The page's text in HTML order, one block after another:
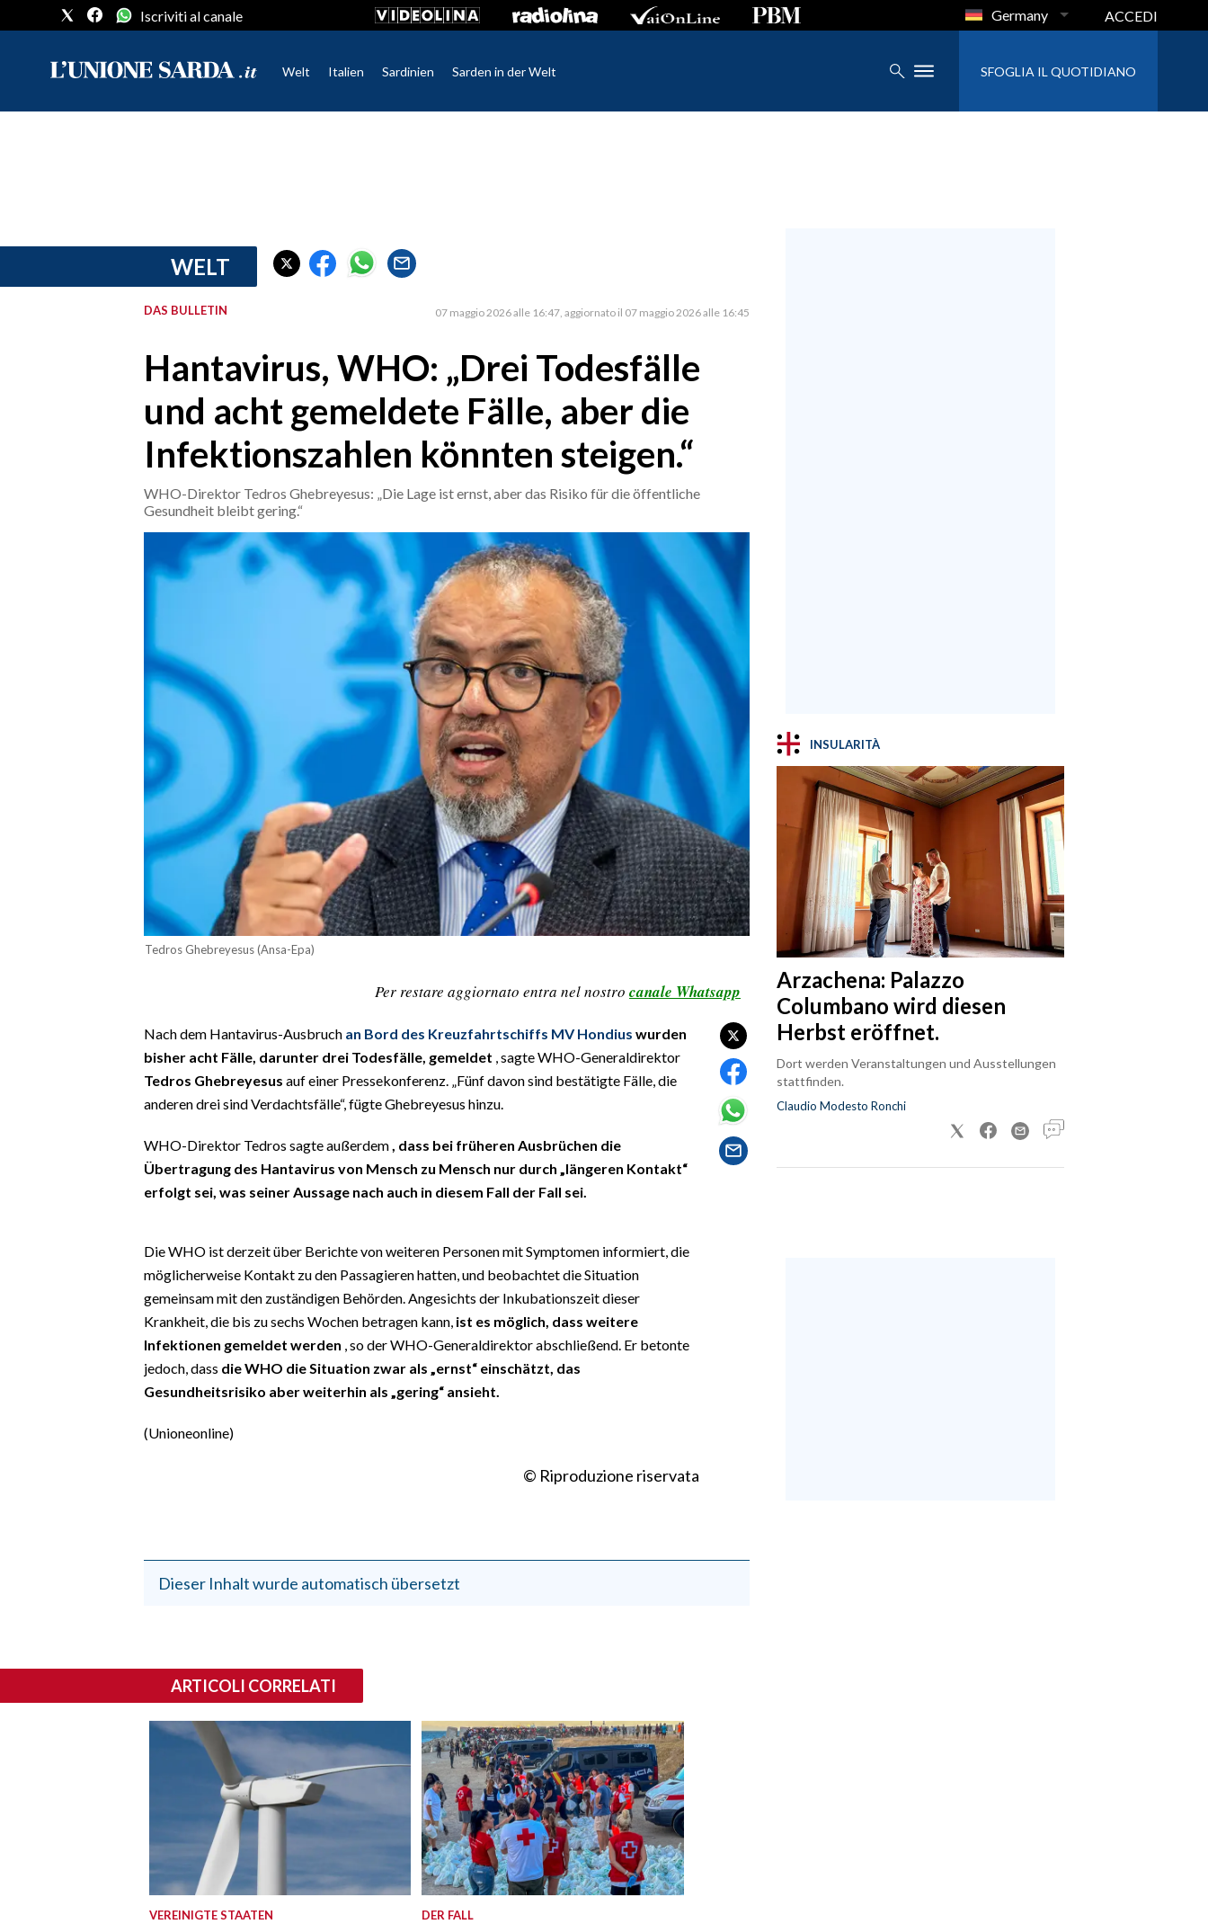
RISULTATI E CLASSIFICHE
Iscriviti al canale Germany ACCEDI
Welt Italien Sardinien Sarden in der Welt SFOGLIA IL QUOTIDIANO
WELT
DAS BULLETIN 07 maggio 2026 alle 16:47 aggiornato il 07 maggio 2026 alle 16:45
Hantavirus, WHO: „Drei Todesfälle
und acht gemeldete Fälle, aber die
Infektionszahlen könnten steigen.“
WHO-Direktor Tedros Ghebreyesus: „Die Lage ist ernst, aber das Risiko für die öffentliche
Gesundheit bleibt gering.“
Tedros Ghebreyesus (Ansa-Epa)
Per restare aggiornato entra nel nostro canale Whatsapp
Nach dem Hantavirus-Ausbruch an Bord des Kreuzfahrtschiffs MV Hondius wurden
bisher acht Fälle, darunter drei Todesfälle, gemeldet , sagte WHO-Generaldirektor
Tedros Ghebreyesus auf einer Pressekonferenz. „Fünf davon sind bestätigte Fälle, die
anderen drei sind Verdachtsfälle“, fügte Ghebreyesus hinzu.
WHO-Direktor Tedros sagte außerdem, dass bei früheren Ausbrüchen die
Übertragung des Hantavirus von Mensch zu Mensch nur durch „längeren Kontakt“
erfolgt sei, was seiner Aussage nach auch in diesem Fall der Fall sei.
Die WHO ist derzeit über Berichte von weiteren Personen mit Symptomen informiert, die
möglicherweise Kontakt zu den Passagieren hatten, und beobachtet die Situation
gemeinsam mit den zuständigen Behörden. Angesichts der Inkubationszeit dieser
Krankheit, die bis zu sechs Wochen betragen kann, ist es möglich, dass weitere
Infektionen gemeldet werden , so der WHO-Generaldirektor abschließend. Er betonte
jedoch, dass die WHO die Situation zwar als „ernst“ einschätzt, das
Gesundheitsrisiko aber weiterhin als „gering“ ansieht.
(Unioneonline)
© Riproduzione riservata
Dieser Inhalt wurde automatisch übersetzt
INSULARITÀ
Arzachena: Palazzo
Columbano wird diesen
Herbst eröffnet.
Dort werden Veranstaltungen und Ausstellungen
stattfinden.
Claudio Modesto Ronchi
ARTICOLI CORRELATI
VEREINIGTE STAATEN DER FALL